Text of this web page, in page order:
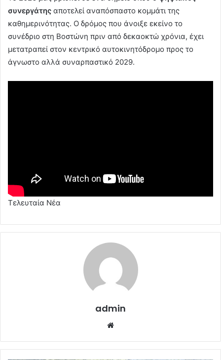
συνεργάτης αποτελεί αναπόσπαστο κομμάτι της
καθημερινότητας. Ο δρόμος που άνοιξε εκείνο το
συνέδριο στη Βοστώνη πριν από δεκαοκτώ χρόνια, έχει
μετατραπεί στον κεντρικό αυτοκινητόδρομο προς το
άγνωστο αλλά συναρπαστικό 2029.
Τελευταία Νέα
admin